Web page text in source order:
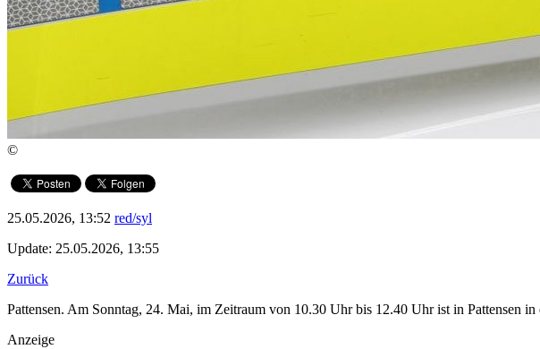
©
25.05.2026, 13:52 red/syl
Update: 25.05.2026, 13:55
Zurück
Pattensen. Am Sonntag, 24. Mai, im Zeitraum von 10.30 Uhr bis 12.40 Uhr ist in Pattensen
Anzeige